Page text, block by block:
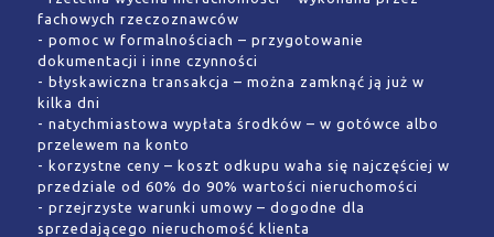
fachowych rzeczoznawców
- pomoc w formalnościach – przygotowanie
dokumentacji i inne czynności
- błyskawiczna transakcja – można zamknąć ją już w
kilka dni
- natychmiastowa wypłata środków – w gotówce albo
przelewem na konto
- korzystne ceny – koszt odkupu waha się najczęściej w
przedziale od 60% do 90% wartości nieruchomości
- przejrzyste warunki umowy – dogodne dla
sprzedającego nieruchomość klienta